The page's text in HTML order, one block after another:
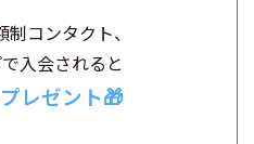
コンタクト、
入会されると
レゼント🎁